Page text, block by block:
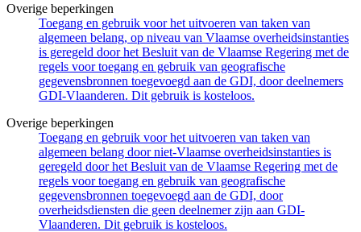
Overige beperkingen
Toegang en gebruik voor het uitvoeren van taken van
algemeen belang, op niveau van Vlaamse overheidsinstanties
is geregeld door het Besluit van de Vlaamse Regering met de
regels voor toegang en gebruik van geografische
gegevensbronnen toegevoegd aan de GDI, door deelnemers
GDI-Vlaanderen. Dit gebruik is kosteloos.
Overige beperkingen
Toegang en gebruik voor het uitvoeren van taken van
algemeen belang door niet-Vlaamse overheidsinstanties is
geregeld door het Besluit van de Vlaamse Regering met de
regels voor toegang en gebruik van geografische
gegevensbronnen toegevoegd aan de GDI, door
overheidsdiensten die geen deelnemer zijn aan GDI-
Vlaanderen. Dit gebruik is kosteloos.